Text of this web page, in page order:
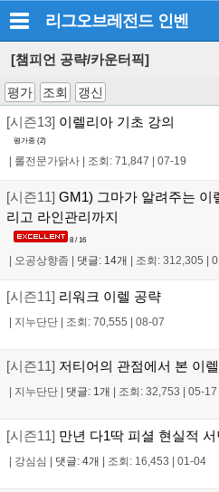
리그오브레전드 인벤
[챔피언 공략/카운터픽]
평가 조회 갱신
[시즌13] 이렐리아 기초 강의
평가중 (2)
롤전문가닭사 조회: 71,847 07-19
[시즌11] GM1) 그마가 알려주는 이
리고 라인관리까지
8 / 16
| 오공상향좀 | 댓글: 14개 | 조회: 312,305 |
[시즌11] 리워크 이렐 공략
| 지누단단 | 조회: 70,555 | 08-07
[시즌11] 저티어의 관점에서 본 이
| 지누단단 | 댓글: 1개 | 조회: 32,753 | 05-17
[시즌11] 만년 다1딱 피셜 현실적
| 강심심 | 댓글: 4개 | 조회: 16,453 | 01-04